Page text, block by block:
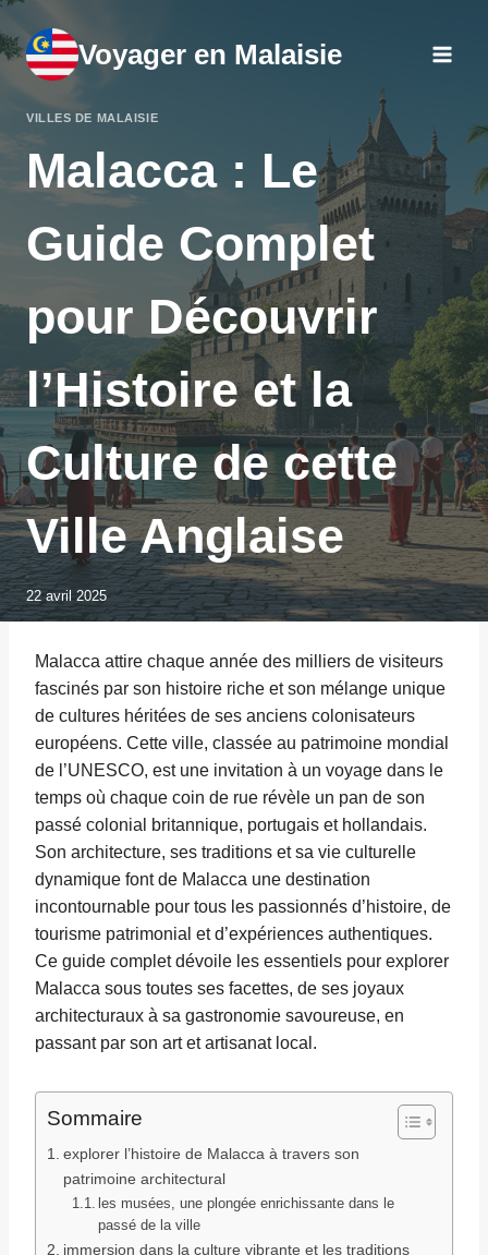
Aller
au
contenu
Voyager en Malaisie
VILLES DE MALAISIE
Malacca : Le
Guide Complet
pour Découvrir
l’Histoire et la
Culture de cette
Ville Anglaise
22 avril 2025
Malacca attire chaque année des milliers de visiteurs
fascinés par son histoire riche et son mélange unique
de cultures héritées de ses anciens colonisateurs
européens. Cette ville, classée au patrimoine mondial
de l’UNESCO, est une invitation à un voyage dans le
temps où chaque coin de rue révèle un pan de son
passé colonial britannique, portugais et hollandais.
Son architecture, ses traditions et sa vie culturelle
dynamique font de Malacca une destination
incontournable pour tous les passionnés d’histoire, de
tourisme patrimonial et d’expériences authentiques.
Ce guide complet dévoile les essentiels pour explorer
Malacca sous toutes ses facettes, de ses joyaux
architecturaux à sa gastronomie savoureuse, en
passant par son art et artisanat local.
Sommaire
explorer l’histoire de Malacca à travers son
patrimoine architectural
les musées, une plongée enrichissante dans le
passé de la ville
immersion dans la culture vibrante et les traditions